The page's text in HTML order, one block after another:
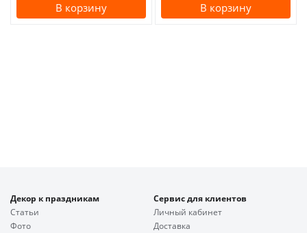
В корзину В корзину
Декор к праздникам
Статьи
Фото
Сервис для клиентов
Личный кабинет
Доставка